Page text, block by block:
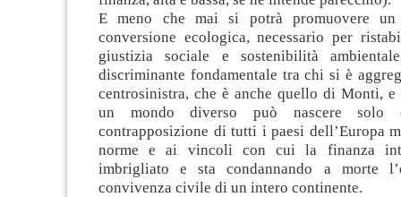
E meno che mai si potrà promuovere un
conversione ecologica, necessario per
giustizia sociale e sostenibilità
discriminante fondamentale tra chi si è
centrosinistra, che è anche quello di Monti, e
un mondo diverso può nascere solo
contrapposizione di tutti i paesi dell’Europa
norme e ai vincoli con cui la finanza
imbrigliato e sta condannando a morte
convivenza civile di un intero continente.